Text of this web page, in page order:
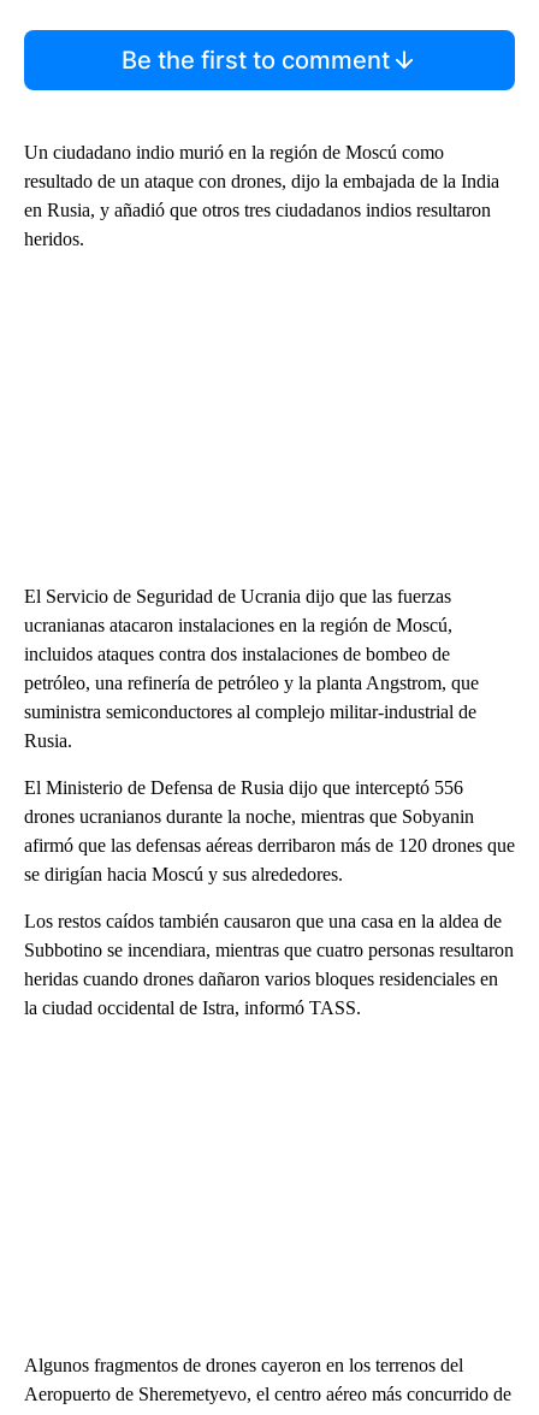
Be the first to comment
Un ciudadano indio murió en la región de Moscú como
resultado de un ataque con drones, dijo la embajada de la India
en Rusia, y añadió que otros tres ciudadanos indios resultaron
heridos.
El Servicio de Seguridad de Ucrania dijo que las fuerzas
ucranianas atacaron instalaciones en la región de Moscú,
incluidos ataques contra dos instalaciones de bombeo de
petróleo, una refinería de petróleo y la planta Angstrom, que
suministra semiconductores al complejo militar-industrial de
Rusia.
El Ministerio de Defensa de Rusia dijo que interceptó 556
drones ucranianos durante la noche, mientras que Sobyanin
afirmó que las defensas aéreas derribaron más de 120 drones que
se dirigían hacia Moscú y sus alrededores.
Los restos caídos también causaron que una casa en la aldea de
Subbotino se incendiara, mientras que cuatro personas resultaron
heridas cuando drones dañaron varios bloques residenciales en
la ciudad occidental de Istra, informó TASS.
Algunos fragmentos de drones cayeron en los terrenos del
Aeropuerto de Sheremetyevo, el centro aéreo más concurrido de